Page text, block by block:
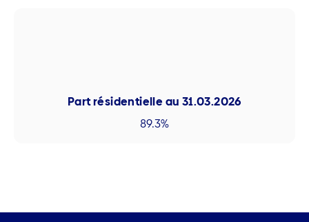
Part résidentielle au 31.03.2026
89.3%